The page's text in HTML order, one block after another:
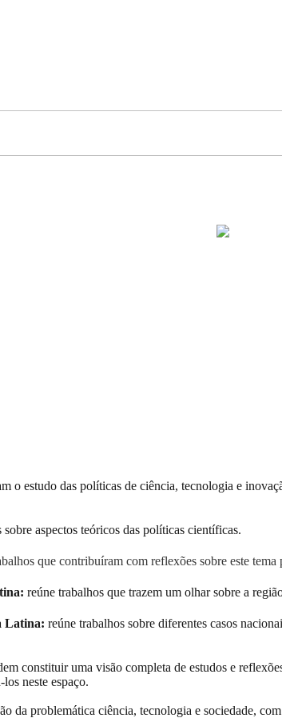
o estudo das políticas de ciência, tecnologia e
sobre aspectos teóricos das políticas científicas.
que contribuíram com reflexões sobre este
reúne trabalhos que trazem um olhar sobre a
Latina: reúne trabalhos sobre diferentes casos
constituir uma visão completa de estudos e
neste espaço.
da problemática ciência, tecnologia e sociedade,